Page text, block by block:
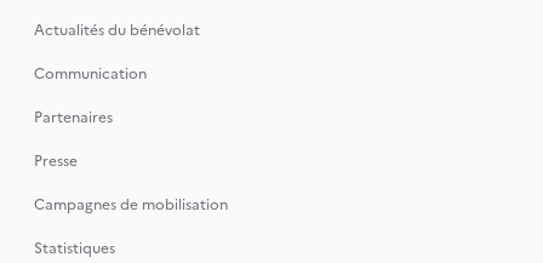
Actualités du bénévolat
Communication
Partenaires
Presse
Campagnes de mobilisation
Statistiques